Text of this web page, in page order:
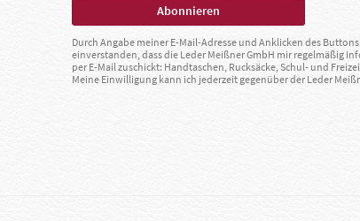
Durch Angabe meiner E-Mail-Adresse und Anklicken des
einverstanden, dass die Leder Meißner GmbH mir regelmäßig
per E-Mail zuschickt: Handtaschen, Rucksäcke, Schul- und
Meine Einwilligung kann ich jederzeit gegenüber der Leder